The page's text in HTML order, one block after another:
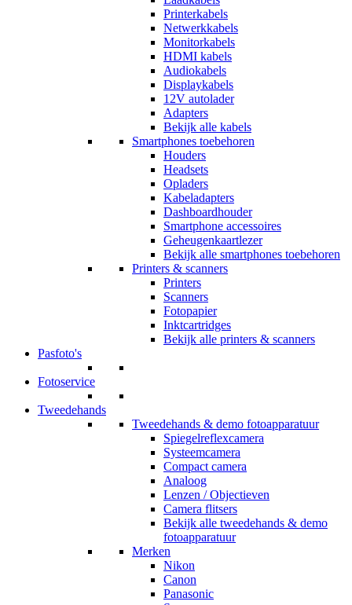
Printerkabels
Netwerkkabels
Monitorkabels
HDMI kabels
Audiokabels
Displaykabels
12V autolader
Adapters
Bekijk alle kabels
Smartphones toebehoren
Houders
Headsets
Opladers
Kabeladapters
Dashboardhouder
Smartphone accessoires
Geheugenkaartlezer
Bekijk alle smartphones toebehoren
Printers & scanners
Printers
Scanners
Fotopapier
Inktcartridges
Bekijk alle printers & scanners
Pasfoto's
Fotoservice
Tweedehands
Tweedehands & demo fotoapparatuur
Spiegelreflexcamera
Systeemcamera
Compact camera
Analoog
Lenzen / Objectieven
Camera flitsers
Bekijk alle tweedehands & demo
fotoapparatuur
Merken
Nikon
Canon
Panasonic